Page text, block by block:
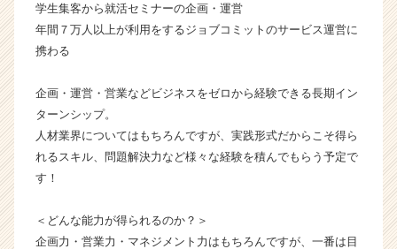
（C
h
r
r
e
学生集客から就活セミナーの企画・運営
年間７万人以上が利用をするジョブコミットのサービス運営に
携わる
企画・運営・営業などビジネスをゼロから経験できる長期イン
ターンシップ。
人材業界についてはもちろんですが、実践形式だからこそ得ら
れるスキル、問題解決力など様々な経験を積んでもらう予定で
す！
＜どんな能力が得られるのか？＞
企画力・営業力・マネジメント力はもちろんですが、一番は目